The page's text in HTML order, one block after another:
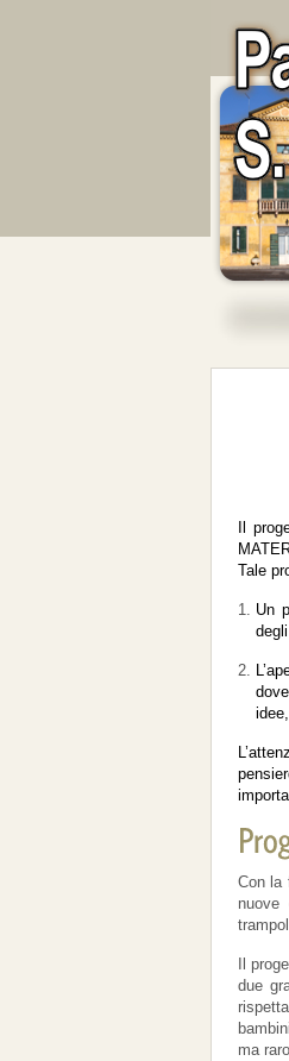
Il
Tale
Un
Con la
nuove
Il
due
ma